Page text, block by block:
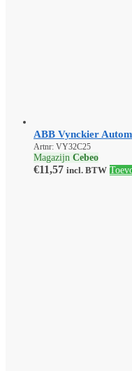
ABB Vynckier
Artnr: VY32C25
Magazijn Cebeo
€11,57 incl. BTW